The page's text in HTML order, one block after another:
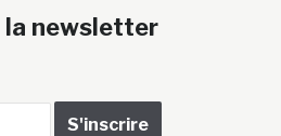
la newsletter